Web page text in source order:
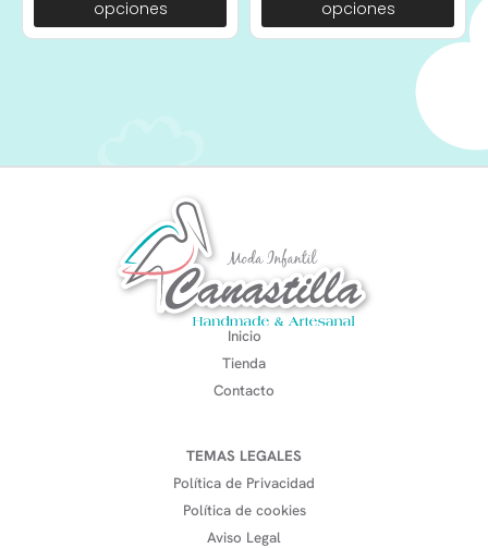
opciones
opciones
Inicio
Tienda
Contacto
TEMAS LEGALES
Política de Privacidad
Política de cookies
Aviso Legal